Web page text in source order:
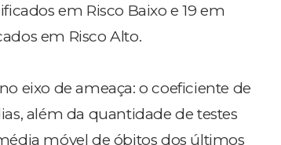
em Risco Baixo e 19 em
em Risco Alto.
eixo de ameaça: o coeficiente de
além da quantidade de testes
móvel de óbitos dos últimos